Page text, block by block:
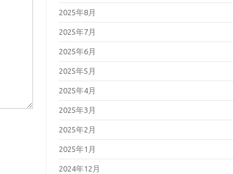
2025年8月
2025年7月
2025年6月
2025年5月
2025年4月
2025年3月
2025年2月
2025年1月
2024年12月